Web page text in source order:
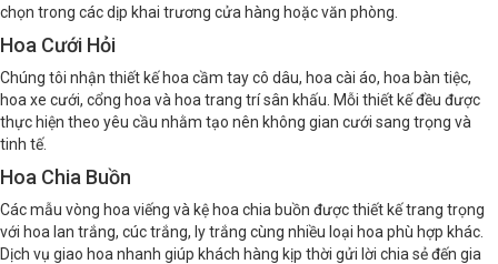
chọn trong các dịp khai trương cửa hàng hoặc văn phòng.
Hoa Cưới Hỏi
Chúng tôi nhận thiết kế hoa cầm tay cô dâu, hoa cài áo, hoa bàn tiệc,
hoa xe cưới, cổng hoa và hoa trang trí sân khấu. Mỗi thiết kế đều được
thực hiện theo yêu cầu nhằm tạo nên không gian cưới sang trọng và
tinh tế.
Hoa Chia Buồn
Các mẫu vòng hoa viếng và kệ hoa chia buồn được thiết kế trang trọng
với hoa lan trắng, cúc trắng, ly trắng cùng nhiều loại hoa phù hợp khác.
Dịch vụ giao hoa nhanh giúp khách hàng kịp thời gửi lời chia sẻ đến gia